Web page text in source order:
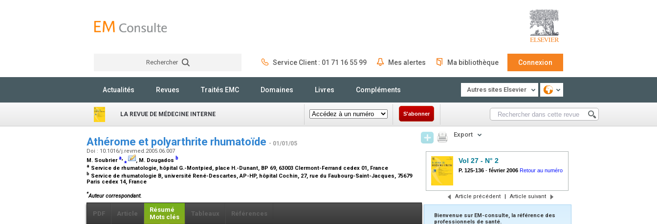
Rechercher Service Client : 01 71 16 55 99 Mes alertes Ma bibliothèque Connexion
Actualités Revues Traités EMC Domaines Livres Compléments Autres sites Elsevier
LA REVUE DE MÉDECINE INTERNE S'abonner
Athérome et polyarthrite rhumatoïde - 01/01/05
Doi : 10.1016/j.revmed.2005.06.007
M. Soubriera,⁎ , M. Dougados b
a Service de rhumatologie, hôpital G.-Montpied, place H.-Dunant, BP 69, 63003 Clermont-Ferrand cedex 01, France
b Service de rhumatologie B, université René-Descartes, AP-HP, hôpital Cochin, 27, rue du Faubourg-Saint-Jacques, 75679
Paris cedex 14, France
*Auteur correspondant.
PDF Article
Résumé
Mots clés
Tableaux Références
Export
Vol 27 - N° 2
P. 125-136 - février 2006 Retour au numéro
Article précédent | Article suivant
Bienvenue sur EM-consulte, la référence des
professionnels de santé.